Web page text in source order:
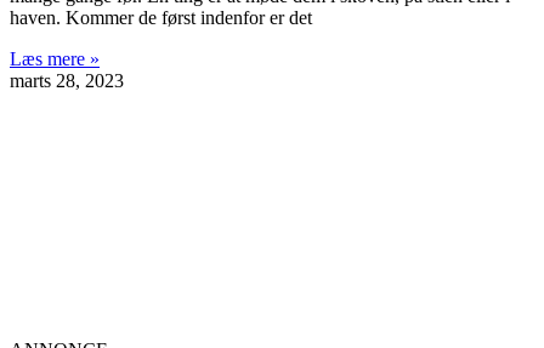
haven. Kommer de først indenfor er det
Læs mere »
marts 28, 2023